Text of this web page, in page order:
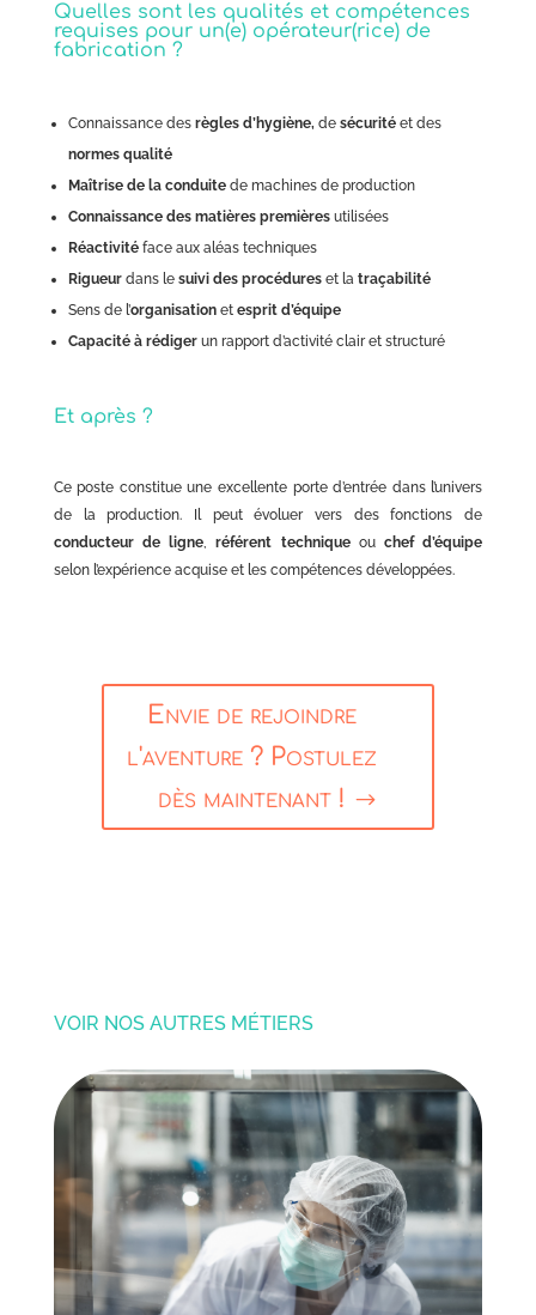
Quelles sont les qualités et compétences
requises pour un(e) opérateur(rice) de
fabrication ?
Connaissance des règles d’hygiène, desécurité et des
normes qualité
Maîtrise de la conduitede machines de production
Connaissance des matières premièresutilisées
Réactivitéface aux aléas techniques
Rigueurdans le suivi des procédureset la traçabilité
Sens de l’organisationet esprit d’équipe
Capacité à rédigerun rapport d’activité clair et structuré
Et après ?
Ce poste constitue une excellente porte d’entrée dans l’univers
de la production. Il peut évoluer vers des fonctions de
conducteur de ligne,référent techniqueouchef d’équipe
selon l’expérience acquise et les compétences développées.
Envie de rejoindre
l'aventure ? Postulez
dès maintenant !
VOIR NOS AUTRES MÉTIERS